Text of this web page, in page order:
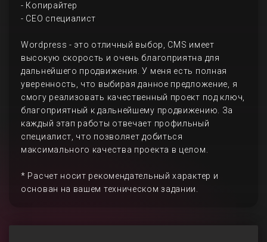
- Копирайтер
- СЕО специалист
Wordpress - это отличный выбор, CMS имеет
высокую скорость и очень благоприятна для
дальнейшего продвижения. У меня есть полная
уверенность, что выбирая данное предложение, я
смогу реализовать качественный проект под ключ,
благоприятный к дальнейшему продвижению. За
каждый этап работы отвечает профильный
специалист, что позволяет добиться
максимального качества проекта в целом.
* Расчет носит рекомендательный характер и
основан на вашем техническом задании.